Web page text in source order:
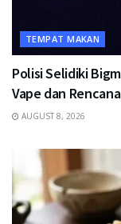
TEMPAT MAKAN
Polisi Selidiki
Vape dan
AUGUST 8, 2026